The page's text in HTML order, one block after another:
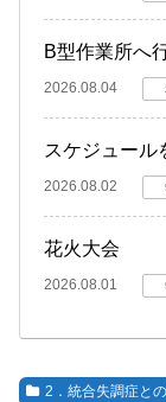
B型作業所へ
2026.08.04
スケジュール
2026.08.02
花火大会
2026.08.01
2．統合失調症と